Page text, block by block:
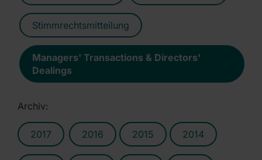
Stimmrechtsmitteilung
Managers' Transactions & Directors'
Dealings
Archiv:
2017 2016 2015 2014